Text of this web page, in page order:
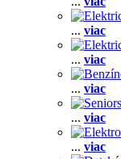
... viac
... viac
... viac
... viac
... viac